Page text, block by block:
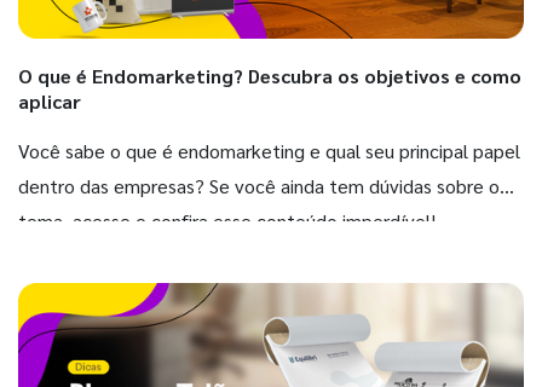
O que é Endomarketing? Descubra os objetivos e como
aplicar
Você sabe o que é endomarketing e qual seu principal papel
dentro das empresas? Se você ainda tem dúvidas sobre o
tema, acesse e confira esse conteúdo imperdível!